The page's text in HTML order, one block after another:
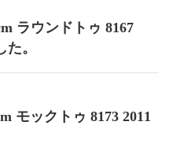
ラウンドトゥ 8167
。
モックトゥ 8173 2011